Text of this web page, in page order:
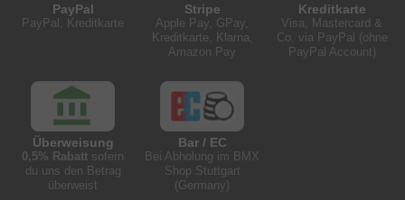
PayPal
PayPal, Kreditkarte
Stripe
Apple Pay, GPay,
Kreditkarte, Klarna,
Amazon Pay
Kreditkarte
Visa, Mastercard &
Co. via PayPal (ohne
PayPal Account)
Überweisung
0,5% Rabatt sofern
du uns den Betrag
überweist
Bar / EC
Bei Abholung im BMX
Shop Stuttgart
(Germany)